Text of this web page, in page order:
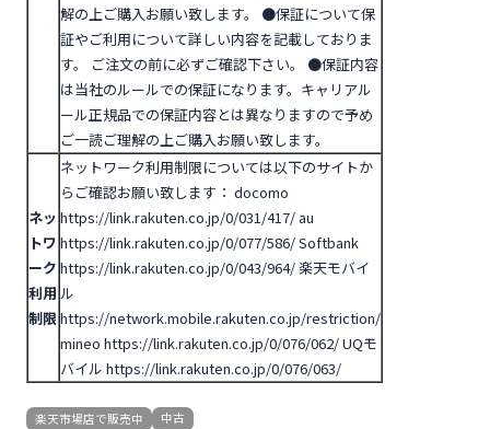
解の上ご購入お願い致します。
●保証について保
証やご利用について詳しい内容を記載しておりま
す。 ご注文の前に必ずご確認下さい。
●保証内容
は当社のルールでの保証になります。キャリアル
ール正規品での保証内容とは異なりますので予め
ご一読ご理解の上ご購入お願い致します。
ネッ
トワ
ーク
利用
制限
ネットワーク利用制限については以下のサイトか
らご確認お願い致します： docomo
https://link.rakuten.co.jp/0/031/417/ au
https://link.rakuten.co.jp/0/077/586/Softbank
https://link.rakuten.co.jp/0/043/964/楽天モバイ
ル
https://network.mobile.rakuten.co.jp/restriction/
mineo https://link.rakuten.co.jp/0/076/062/UQモ
バイル https://link.rakuten.co.jp/0/076/063/
楽天市場店で販売中 中古